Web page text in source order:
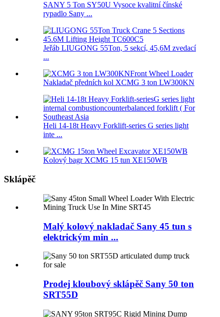
SANY 5 Ton SY50U Vysoce kvalitní čínské
rypadlo Sany ...
Jeřáb LIUGONG 55Ton, 5 sekcí, 45,6M zvedací
...
Nakladač předních kol XCMG 3 ton LW300KN
Heli 14-18t Heavy Forklift-series G series light
inte ...
Kolový bagr XCMG 15 tun XE150WB
Sklápěč
Malý kolový nakladač Sany 45 tun s
elektrickým min ...
Prodej kloubový sklápěč Sany 50 ton
SRT55D